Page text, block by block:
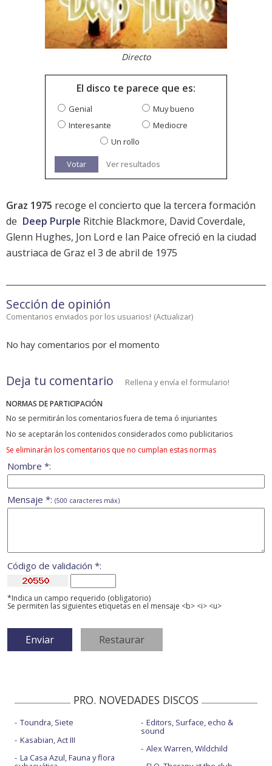
Directo
El disco te parece que es:
Genial
Muy bueno
Interesante
Mediocre
Un rollo
Votar Ver resultados
Graz 1975 recoge el concierto que la tercera formación
de Deep Purple Ritchie Blackmore, David Coverdale,
Glenn Hughes, Jon Lord e Ian Paice ofreció en la ciudad
austriaca de Graz el 3 de abril de 1975
Sección de opinión
Comentarios enviados por los usuarios! (Actualizar)
No hay comentarios por el momento
Deja tu comentario Rellena y envía el formulario!
NORMAS DE PARTICIPACIÓN
No se permitirán los comentarios fuera de tema ó injuriantes
No se aceptarán los contenidos considerados como publicitarios
Se eliminarán los comentarios que no cumplan estas normas
Nombre *:
Mensaje *: (500 caracteres máx)
Código de validación *:
*Indica un campo requerido (obligatorio)
Se permiten las siguientes etiquetas en el mensaje <b> <i> <u>
PRO. NOVEDADES DISCOS
Toundra, Siete
Kasabian, Act III
La Casa Azul, Fauna y flora
Editors, Surface, echo &
sound
Alex Warren, Wildchild